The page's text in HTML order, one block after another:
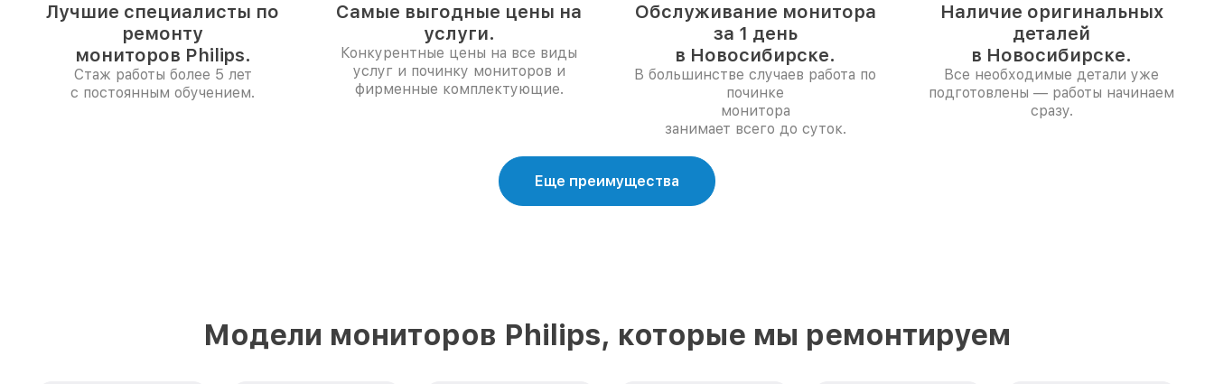
Лучшие специалисты по
ремонту
мониторов Philips.
Стаж работы более 5 лет
с постоянным обучением.
Самые выгодные цены на
услуги.
Конкурентные цены на все виды
услуг и починку мониторов и
фирменные комплектующие.
Обслуживание монитора
за 1 день
в Новосибирске.
В большинстве случаев работа по
починке
монитора
занимает всего до суток.
Наличие оригинальных
деталей
в Новосибирске.
Все необходимые детали уже
подготовлены — работы начинаем
сразу.
Еще преимущества
Модели мониторов Philips, которые мы ремонтируем